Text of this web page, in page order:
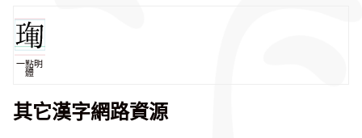
一點明
體
其它漢字網路資源